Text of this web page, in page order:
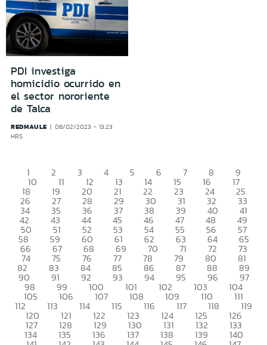
PDI investiga
homicidio ocurrido en
el sector nororiente
de Talca
REDMAULE
08/02/2023 - 13:23
HRS
1 2 3 4 5 6 7 8 9
10 11 12 13 14 15 16 17
18 19 20 21 22 23 24 25
26 27 28 29 30 31 32 33
34 35 36 37 38 39 40 41
42 43 44 45 46 47 48 49
50 51 52 53 54 55 56 57
58 59 60 61 62 63 64 65
66 67 68 69 70 71 72 73
74 75 76 77 78 79 80 81
82 83 84 85 86 87 88 89
90 91 92 93 94 95 96 97
98 99 100 101 102 103 104
105 106 107 108 109 110 111
112 113 114 115 116 117 118 119
120 121 122 123 124 125 126
127 128 129 130 131 132 133
134 135 136 137 138 139 140